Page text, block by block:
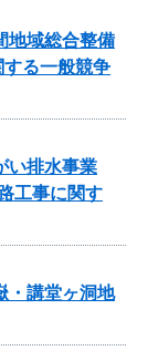
地域総合整備
る一般競争
い排水事業
工事に関す
・講堂ヶ洞地